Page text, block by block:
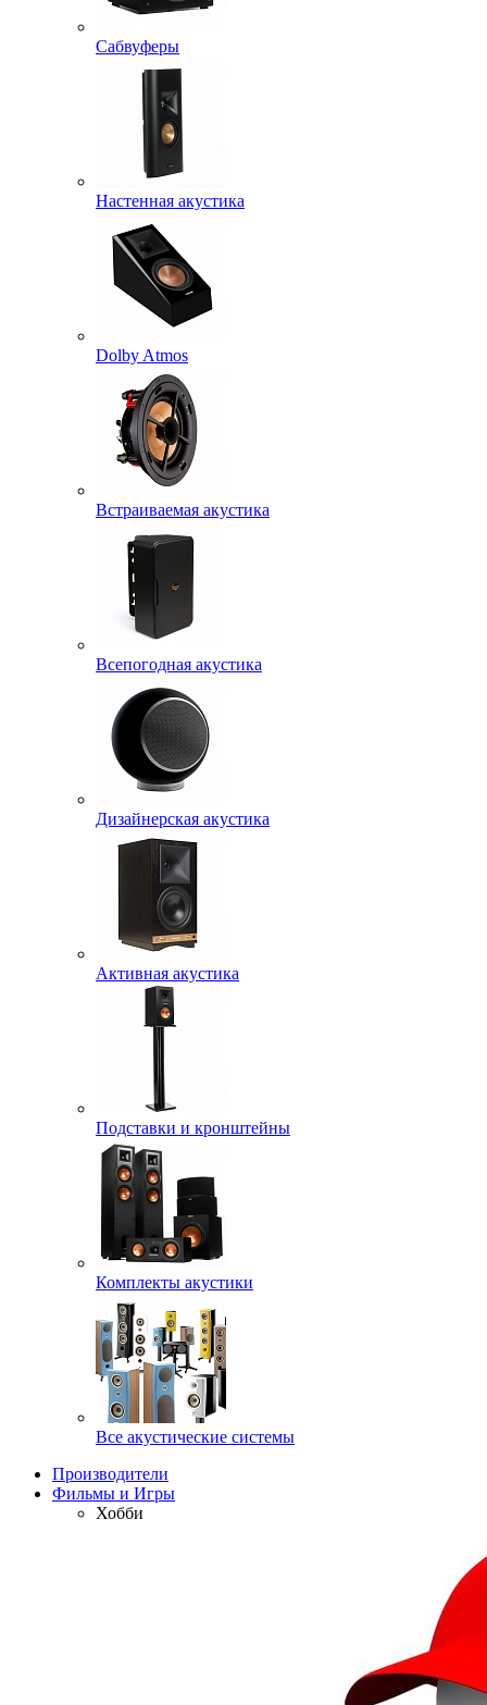
Сабвуферы
Настенная акустика
Dolby Atmos
Встраиваемая акустика
Всепогодная акустика
Дизайнерская акустика
Активная акустика
Подставки и кронштейны
Комплекты акустики
Все акустические системы
Производители
Фильмы и Игры
Хобби